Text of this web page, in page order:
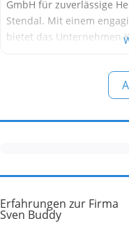
GmbH für zuverlässige
Stendal. Mit einem
bietet das Unternehmen
Notdienst. Alle
verfügbaren Quellen.
Daten bei Wärmeservice
Erfahrungen zur Firma
Sven Buddy